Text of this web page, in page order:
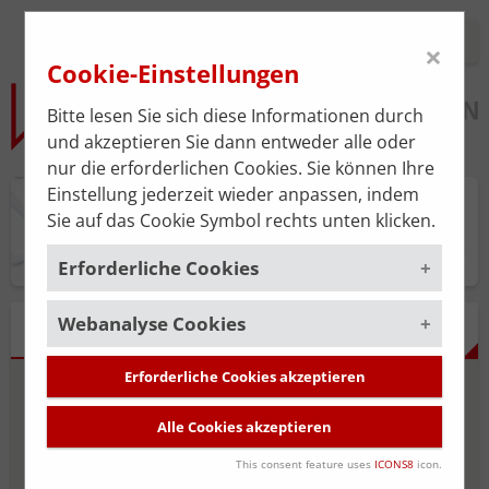
Praxisplan
FRAGEBOGEN
Fragen 1-6 von 18
Ordination und
×
Cookie-Einstellungen
Bitte lesen Sie sich diese Informationen durch
und akzeptieren Sie dann entweder alle oder
nur die erforderlichen Cookies. Sie können Ihre
Einstellung jederzeit wieder anpassen, indem
Sie auf das Cookie Symbol rechts unten klicken.
Erforderliche Cookies
Um die korrekte Funktion der Website zu
gewährleisten, müssen gewisse Cookies
gesetzt werden. Diese erforderlichen
Cookies sind immer aktiviert.
Cookies, die für die allgemeine
Funktionalität der Website erforderlich
Webanalyse Cookies
Um unsere Serviceleistung stätig zu
verbessern, verwenden wir das
Webanalyse-ToolMatomo. Die
Datenerhebung ist standardmäßig
Erforderliche Cookies akzeptieren
Alle Cookies akzeptieren
This consent feature uses ICONS8icon.